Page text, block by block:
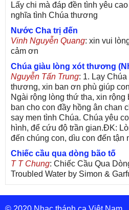
Lấy chi mà đáp đền tình yêu
nghĩa tình Chúa thương
Nước Cha trị đến
Vinh Nguyễn Quang: xin vui
cảm ơn
Chúa giàu lòng xót thương
Nguyễn Tấn Trung: 1. Lạy
thương, xin ban ơn phù giúp
Ngài rộng lòng thứ tha, xin rộng
ban cho con đầy hồng ân chan
say men tình Chúa. Chúa yêu
hình, để cứu độ trần gian.ĐK:
đến chúng con, dìu con đến tận
Chiếc cầu qua dòng bão tố
T T Chung: Chiếc Cầu Qua
Troubled Water by Simon &
26, 1970) Lời Việt: Nhạc Sĩ Vũ
Chung Tử Lưu